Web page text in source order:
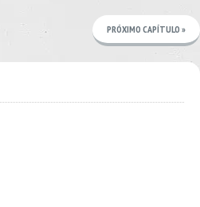
PRÓXIMO CAPÍTULO »